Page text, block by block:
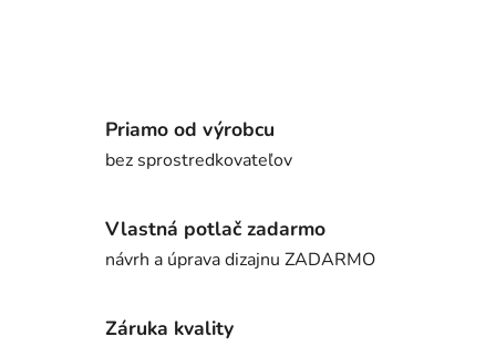
Priamo od výrobcu
bez sprostredkovateľov
Vlastná potlač zadarmo
návrh a úprava dizajnu ZADARMO
Záruka kvality